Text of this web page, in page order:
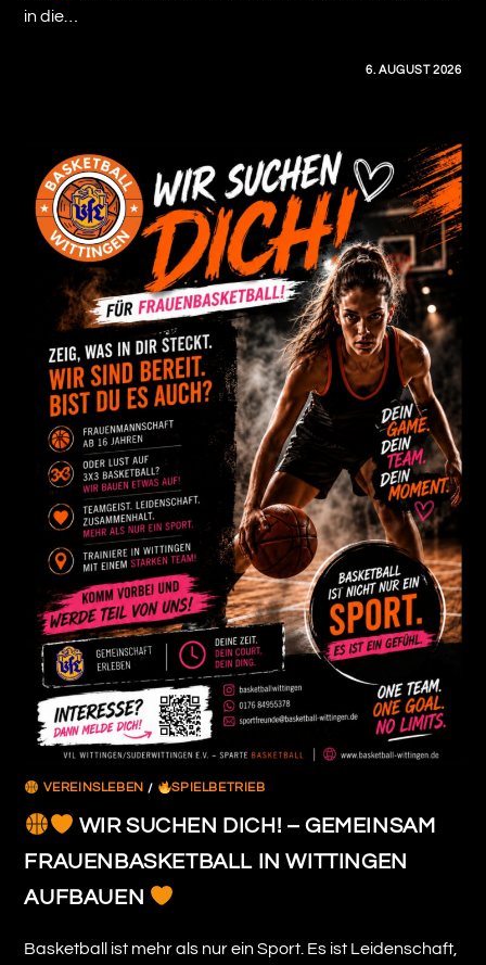
in die…
6. AUGUST 2026
VEREINSLEBEN / SPIELBETRIEB
WIR SUCHEN DICH! – GEMEINSAM
FRAUENBASKETBALL IN WITTINGEN
AUFBAUEN
Basketball ist mehr als nur ein Sport. Es ist Leidenschaft,